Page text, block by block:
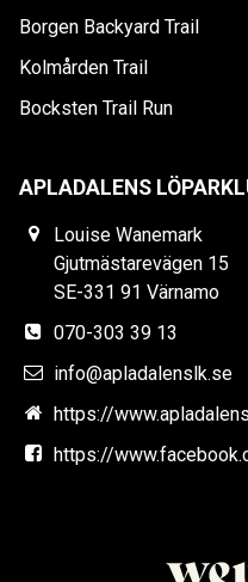
Borgen Backyard Trail
Kolmården Trail
Bocksten Trail Run
APLADALENS
Louise Wanemark
Gjutmästarevägen 15
SE-331 91 Värnamo
070-303 39 13
info@apladalenslk.se
https://
https://